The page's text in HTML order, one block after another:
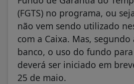
(FGTS) no programa, ou
não vem sendo utilizado
com a Caixa. Mas,
banco, o uso do fundo
deverá ser iniciado em
25 de maio.